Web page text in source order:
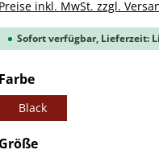
Preise inkl. MwSt. zzgl.
Sofort verfügbar, Lieferzeit:
Farbeauswählen
Black
Größeauswählen